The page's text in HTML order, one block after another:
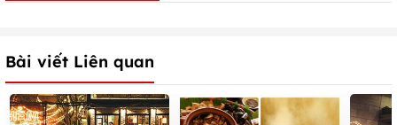
Bài viết Liên quan